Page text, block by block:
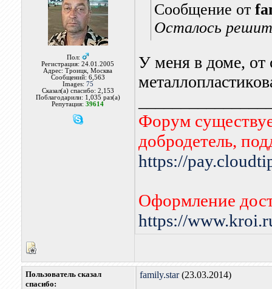
Пол:
Регистрация: 24.01.2005
Адрес: Троицк, Москва
Сообщений: 6,563
Images: 75
Сказал(а) спасибо: 2,153
Поблагодарили: 1,035 раз(а)
Репутация:39614
Сообщение от
Осталось
У меня в доме, от
Форум
добродетель,
https://
Оформление
https://
Пользователь сказал
cпасибо:
family.star(23.03.2014)